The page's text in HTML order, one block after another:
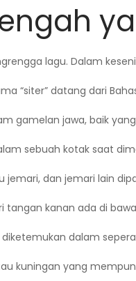
lagu. Dalam
“siter” datang dari
gamelan jawa, baik
sebuah kotak saat
dan jemari lain
kanan ada di
dalam
kuningan yang